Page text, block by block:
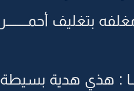
بتغليف أحمـــــــــر
: هذي هدية بسيطة